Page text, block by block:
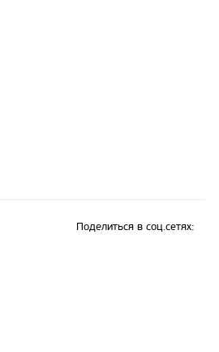
Поделиться в соц.сетях: